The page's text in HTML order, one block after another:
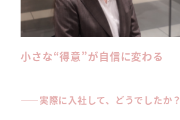
小さな“得意”が自信に変わる
――実際に入社して、どうでしたか？